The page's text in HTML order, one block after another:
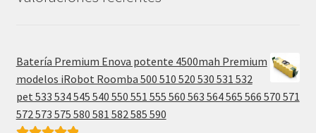
Batería Premium Enova potente 4500mah Premium
modelos iRobot Roomba 500 510 520 530 531 532
pet 533 534 545 540 550 551 555 560 563 564 565 566 570 571
572 573 575 580 581 582 585 590